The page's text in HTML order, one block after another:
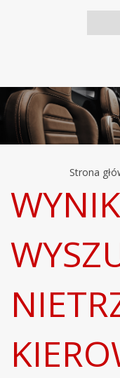
Strona